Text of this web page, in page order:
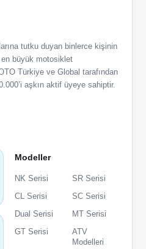
tutku duyan binlerce kişinin
en büyük motosiklet
Türkiye ve Global tarafından
aşkın aktif üyeye sahiptir.
Modeller
NK Serisi
SR Serisi
CL Serisi
SC Serisi
Dual Serisi
MT Serisi
GT Serisi
ATV
Modelleri